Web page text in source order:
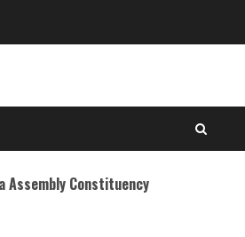
Assembly Constituency